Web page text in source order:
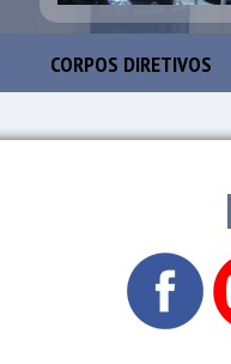
CORPOS DIRETIVOS